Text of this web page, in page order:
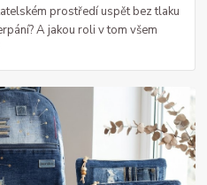
prostředí uspět bez tlaku
A jakou roli v tom všem